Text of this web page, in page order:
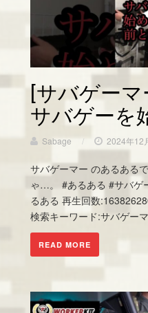
[サバゲー
サバゲーを
Sabage / 2024年12
サバゲーマー のあるある
ゃ…。 #あるある #サバゲ
るある 再生回数
検索キーワード:サバゲー
READ MORE